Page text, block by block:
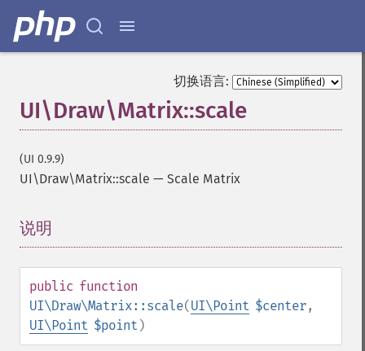
切换语言:
UI\Draw\Matrix::scale
(UI 0.9.9)
UI\Draw\Matrix::scale — Scale Matrix
说明
public function
UI\Draw\Matrix::scale(UI\Point $center,
UI\Point $point )